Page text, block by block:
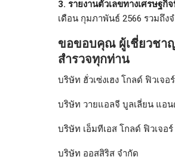
3. รายงานตัวเลขทางเศรษฐ
เดือน กุมภาพันธ์ 2566 รวมถึง
ขอขอบคุณ ผู้เชี่ยวชา
สำรวจทุกท่าน
บริษัท ฮั่วเซ่งเฮง โกลด์ ฟิวเจอ
บริษัท วายแอลจี บูลเลี่ยน แอน
บริษัท เอ็มทีเอส โกลด์ ฟิวเจอ
บริษัท ออสสิริส จำกัด